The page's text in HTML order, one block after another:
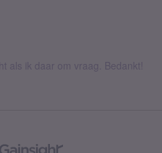
als ik daar om vraag. Bedankt!